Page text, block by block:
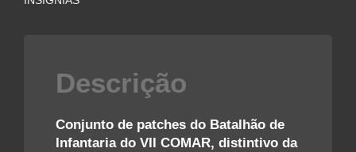
Descrição
Conjunto de patches do Batalhão de
Infantaria do VII COMAR, distintivo da